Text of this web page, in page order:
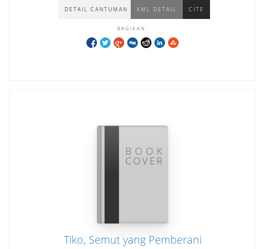
DETAIL CANTUMAN XML DETAIL CITE
BAGIKAN:
Tiko, Semut yang Pemberani